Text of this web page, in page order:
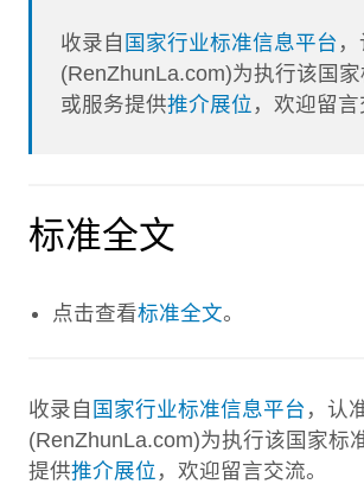
收录自 国家行业标准信息平台
(RenZhunLa.com)为执行该国
或服务提供推介展位 ，欢迎留言
标准全文
点击查看标准全文。
收录自 国家行业标准信息平台 ，认
(RenZhunLa.com)为执行该国家标
提供推介展位 ，欢迎留言交流。